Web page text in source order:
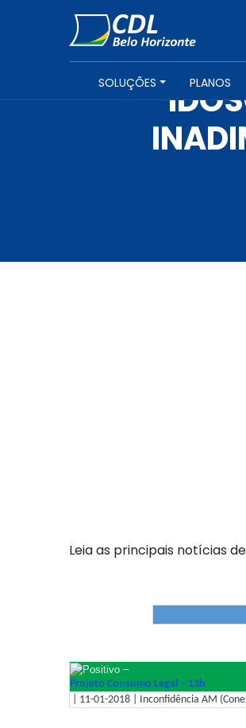
SOLUÇÕES PLANOS
Leia as principais notícias
–
Projeto Consumo Legal – 13h
| 11-01-2018 | Inconfidência AM